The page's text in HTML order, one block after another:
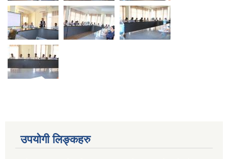
उपयोगी लिङ्कहरु